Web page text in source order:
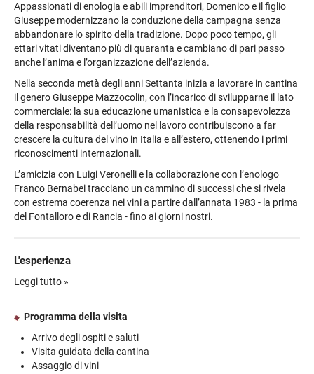
Appassionati di enologia e abili imprenditori, Domenico e il figlio
Giuseppe modernizzano la conduzione della campagna senza
abbandonare lo spirito della tradizione. Dopo poco tempo, gli
ettari vitati diventano più di quaranta e cambiano di pari passo
anche l’anima e l’organizzazione dell’azienda.
Nella seconda metà degli anni Settanta inizia a lavorare in cantina
il genero Giuseppe Mazzocolin, con l’incarico di svilupparne il lato
commerciale: la sua educazione umanistica e la consapevolezza
della responsabilità dell’uomo nel lavoro contribuiscono a far
crescere la cultura del vino in Italia e all’estero, ottenendo i primi
riconoscimenti internazionali.
L’amicizia con Luigi Veronelli e la collaborazione con l’enologo
Franco Bernabei tracciano un cammino di successi che si rivela
con estrema coerenza nei vini a partire dall’annata 1983 - la prima
del Fontalloro e di Rancia - fino ai giorni nostri.
L'esperienza
L'esperienza vi farà conoscere i valori, la tradizione e la spinta
Tenuta per farvi scoprire il meglio di Fèlsina.
Comincerete la visita dal cortile della fattoria dell'azienda, per poi
entrare nella vecchia scuderia adibita oggi a cantina di
affinamento. La passeggiata all'insegna del buon vino prosegue
Leggi tutto »
Programma della visita
Arrivo degli ospiti e saluti
Visita guidata della cantina
Assaggio di vini